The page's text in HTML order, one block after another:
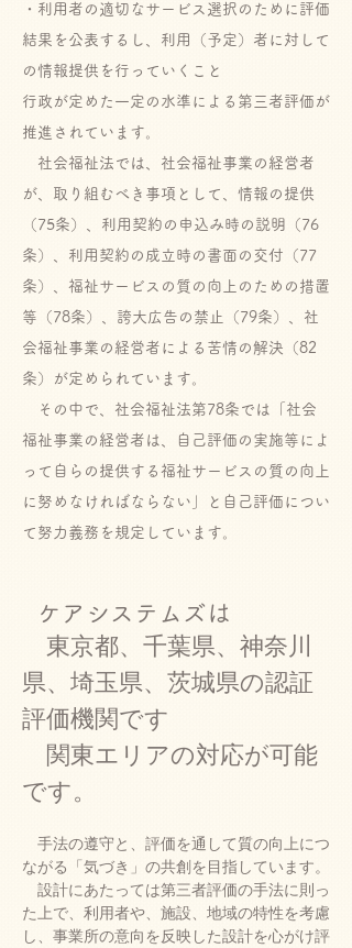
・利用者の適切なサービス選択のために評価
結果を公表するし、利用（予定）者に対して
の情報提供を行っていくこと
行政が定めた一定の水準による第三者評価が
推進されています。
社会福祉法では、社会福祉事業の経営者
が、取り組むべき事項として、情報の提供
（75条）、利用契約の申込み時の説明（76
条）、利用契約の成立時の書面の交付（77
条）、福祉サービスの質の向上のための措置
等（78条）、誇大広告の禁止（79条）、社
会福祉事業の経営者による苦情の解決（82
条）が定められています。
その中で、社会福祉法第78条では「社会
福祉事業の経営者は、自己評価の実施等によ
って自らの提供する福祉サービスの質の向上
に努めなければならない」と自己評価につい
て努力義務を規定しています。
ケアシステムズは
東京都、千葉県、神奈川
県、埼玉県、茨城県の認証
評価機関です
関東エリアの対応が可能
です。
手法の遵守と、評価を通して質の向上につ
ながる「気づき」の共創を目指しています。
設計にあたっては第三者評価の手法に則っ
た上で、利用者や、施設、地域の特性を考慮
し、事業所の意向を反映した設計を心がけ評